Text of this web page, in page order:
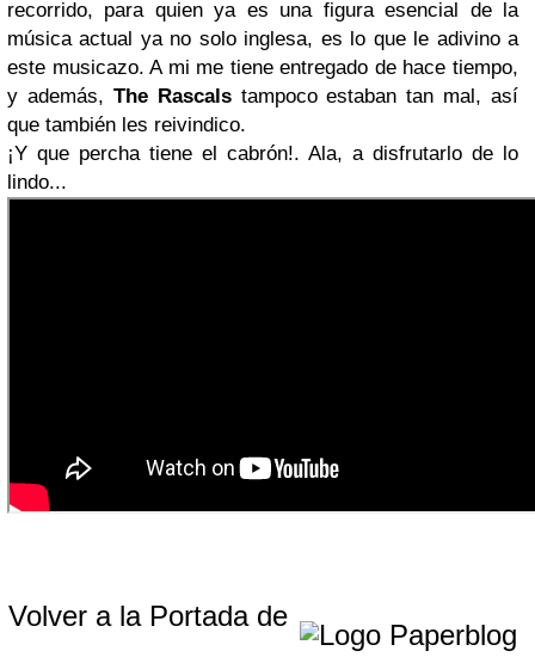
recorrido, para quien ya es una figura esencial de la
música actual ya no solo inglesa, es lo que le adivino a
este musicazo. A mi me tiene entregado de hace tiempo,
y además, The Rascalstampoco estaban tan mal, así
que también les reivindico.
¡Y que percha tiene el cabrón!. Ala, a disfrutarlo de lo
lindo...
Volver a la Portada de